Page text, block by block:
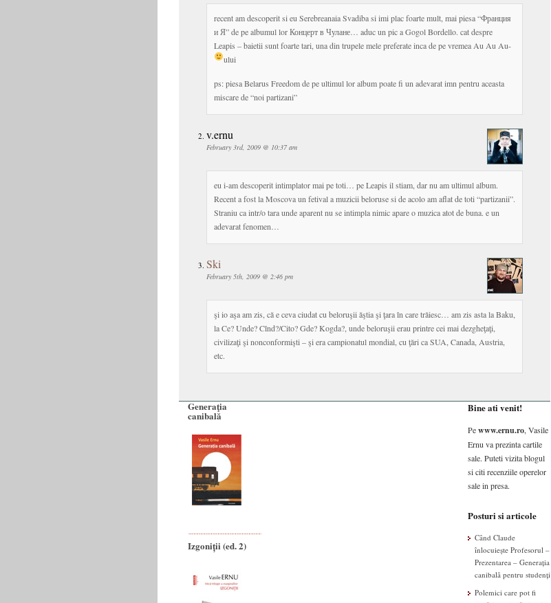
recent am descoperit si eu Serebreanaia Svadiba si imi plac foarte mult, mai piesa “Франция
и Я” de pe albumul lor Концерт в Чулане… aduc un pic a Gogol Bordello. cat despre
Leapis – baietii sunt foarte tari, una din trupele mele preferate inca de pe vremea Au Au Au-
ului
ps: piesa Belarus Freedom de pe ultimul lor album poate fi un adevarat imn pentru aceasta
miscare de “noi partizani”
v.ernu
February 3rd, 2009 @ 10:37 am
eu i-am descoperit intimplator mai pe toti… pe Leapis il stiam, dar nu am ultimul album.
Recent a fost la Moscova un fetival a muzicii beloruse si de acolo am aflat de toti “partizanii”.
Straniu ca intr/o tara unde aparent nu se intimpla nimic apare o muzica atot de buna. e un
adevarat fenomen…
Ski
February 5th, 2009 @ 2:46 pm
şi io aşa am zis, că e ceva ciudat cu beloruşii ăştia şi ţara în care trăiesc… am zis asta la Baku,
la Ce? Unde? Cînd?/Cito? Gde? Kogda?, unde beloruşii erau printre cei mai dezgheţaţi,
civilizaţi şi nonconformişti – şi era campionatul mondial, cu ţări ca SUA, Canada, Austria,
etc.
Generaţia
canibală
Izgoniții (ed. 2)
Bine ati venit!
Pewww.ernu.ro, Vasile
Ernu va prezinta cartile
sale. Puteti vizita blogul
si citi recenziile operelor
sale in presa.
Posturi si articole
Când Claude
înlocuiește Profesorul –
Prezentarea – Generația
canibală pentru studenți
Polemici care pot fi